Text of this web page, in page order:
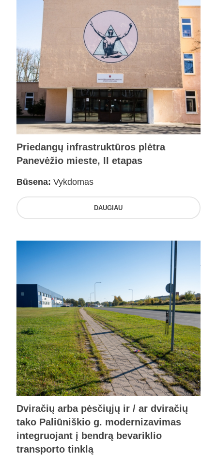
Priedangų infrastruktūros plėtra
Panevėžio mieste, II etapas
Būsena: Vykdomas
DAUGIAU
Dviračių arba pėsčiųjų ir / ar dviračių
tako Paliūniškio g. modernizavimas
integruojant į bendrą bevariklio
transporto tinklą